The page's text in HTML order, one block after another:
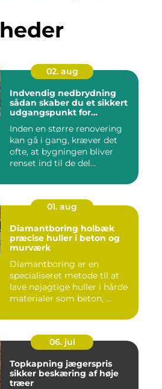
02. aug
Indvendig nedbrydning
sådan skaber du et sikkert
udgangspunkt for
Inden en større renovering
kan gå i gang, kræver det
ofte, at bygningen bliver
renset ind til de del...
01. aug
Diamantboring holbæk
præcise huller i beton og
murværk
Diamantboring er en
specialiseret metode til at
lave nøjagtige huller i hårde
materialer som beton, ...
06. jul
Topkapning jægerspris
sikker beskæring af høje
træer